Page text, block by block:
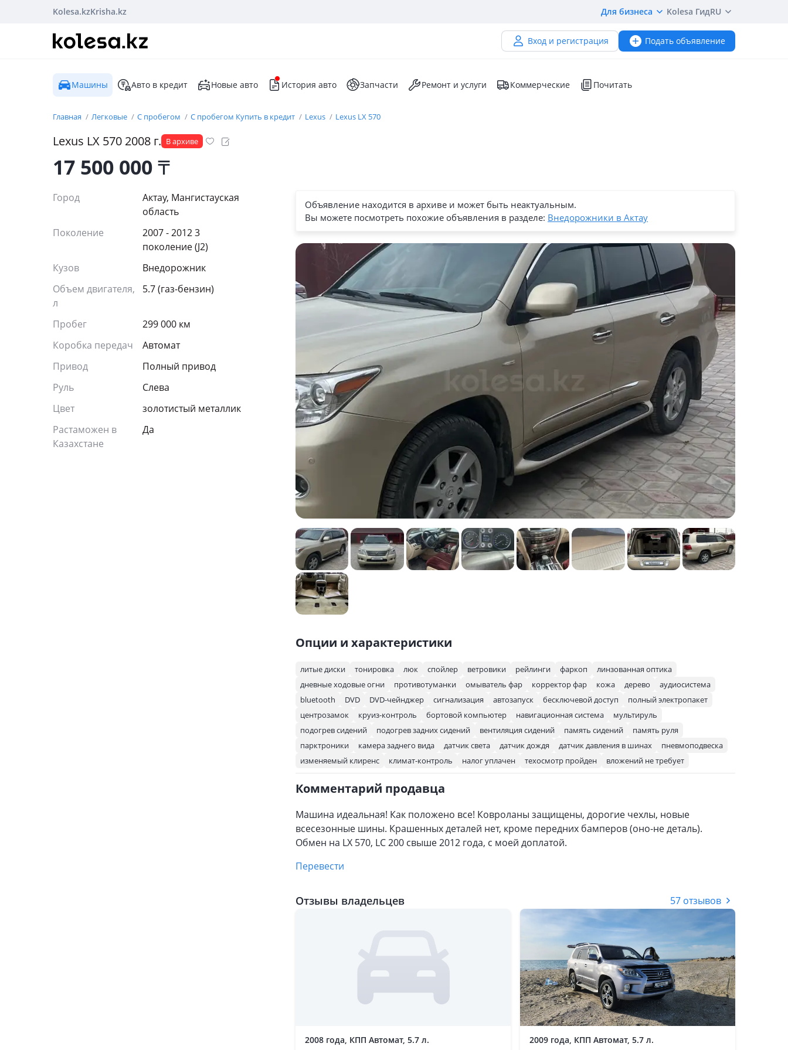
Kolesa.kzKrisha.kz Для бизнеса Kolesa ГидRU
Вход и регистрация Подать объявление
Машины Авто в кредит Новые авто История авто Запчасти Ремонт и услуги Коммерческие Почитать
Главная Легковые С пробегом С пробегом Купить в кредит Lexus Lexus LX 570
Lexus LX 570 2008 г. В архиве
17 500 000₸
Город
Актау, Мангистауская
область
Поколение
2007 - 2012 3
поколение (J2)
Кузов
Внедорожник
Объем двигателя,
л
5.7 (газ-бензин)
Пробег
299 000 км
Коробка передач
Автомат
Привод
Полный привод
Руль
Слева
Цвет
золотистый металлик
Растаможен в
Казахстане
Да
Объявление находится в архиве и может быть неактуальным.
Вы можете посмотреть похожие объявления в разделе: Внедорожники в Актау
Опции и характеристики
литые диски тонировка люк спойлер ветровики рейлинги фаркоп
линзованная оптика
дневные ходовые огни
противотуманки омыватель фар корректор фар кожа дерево
аудиосистема
bluetooth
DVD DVD-чейнджер сигнализация автозапуск бесключевой доступ
полный электропакет
центрозамок
круиз-контроль бортовой компьютер навигационная система
мультируль
подогрев сидений
подогрев задних сидений вентиляция сидений память сидений
память руля
парктроники
камера заднего вида датчик света датчик дождя датчик давления в шинах
пневмоподвеска
изменяемый клиренс
климат-контроль налог уплачен техосмотр пройден вложений не требует
Комментарий продавца
Машина идеальная! Как положено все! Ковроланы защищены, дорогие чехлы, новые
всесезонные шины. Крашенных деталей нет, кроме передних бамперов (оно-не деталь).
Обмен на LX 570, LC 200 свыше 2012 года, с моей доплатой.
Перевести
Отзывы владельцев 57 отзывов
2008 года, КПП Автомат, 5.7 л. 2009 года, КПП Автомат, 5.7 л.